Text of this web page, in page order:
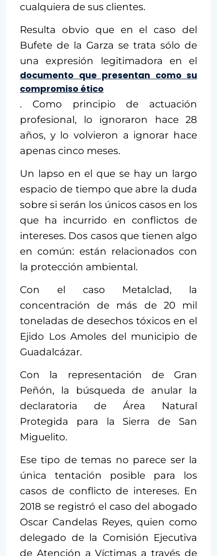
cualquiera de sus clientes.
Resulta obvio que en el caso del
Bufete de la Garza se trata sólo de
una expresión legitimadora en el
documento que presentan como su
compromiso ético
. Como principio de actuación
profesional, lo ignoraron hace 28
años, y lo volvieron a ignorar hace
apenas cinco meses.
Un lapso en el que se hay un largo
espacio de tiempo que abre la duda
sobre si serán los únicos casos en los
que ha incurrido en conflictos de
intereses. Dos casos que tienen algo
en común: están relacionados con
la protección ambiental.
Con el caso Metalclad, la
concentración de más de 20 mil
toneladas de desechos tóxicos en el
Ejido Los Amoles del municipio de
Guadalcázar.
Con la representación de Gran
Peñón, la búsqueda de anular la
declaratoria de Área Natural
Protegida para la Sierra de San
Miguelito.
Ese tipo de temas no parece ser la
única tentación posible para los
casos de conflicto de intereses. En
2018 se registró el caso del abogado
Oscar Candelas Reyes, quien como
delegado de la Comisión Ejecutiva
de Atención a Víctimas a través de